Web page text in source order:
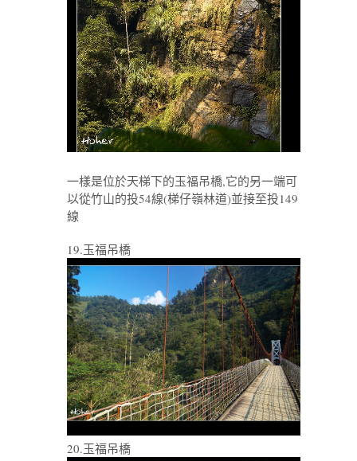
一樣是位於天梯下的玉福吊橋,它的另一端可
以從竹山的投54線(梯仔嶺林道)並接至投149
線
19.玉福吊橋
20.玉福吊橋